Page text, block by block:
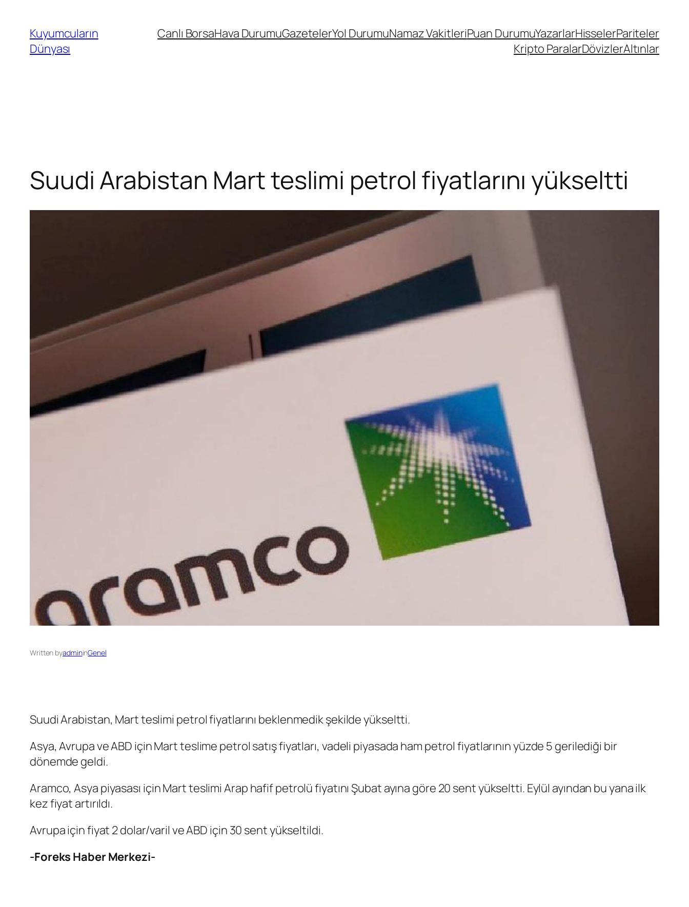
Kuyumcuların
Dünyası
Canlı BorsaHava DurumuGazetelerYol DurumuNamaz VakitleriPuan DurumuYazarlarHisselerPariteler
Kripto ParalarDövizlerAltınlar
Suudi Arabistan Mart teslimi petrol fiyatlarını yükseltti
Written byadmininGenel
Suudi Arabistan, Mart teslimi petrolfiyatlarını beklenmedik şekilde yükseltti.
Asya, Avrupa ve ABD için Mart teslime petrol satış fiyatları, vadeli piyasada ham petrol fiyatlarının yüzde 5 gerilediği bir
dönemde geldi.
Aramco, Asya piyasası için Mart teslimi Arap hafif petrolü fiyatını Şubat ayına göre 20 sent yükseltti. Eylül ayından bu yana ilk
kez fiyat artırıldı.
Avrupa için fiyat 2 dolar/varil ve ABD için 30 sent yükseltildi.
-Foreks Haber Merkezi-